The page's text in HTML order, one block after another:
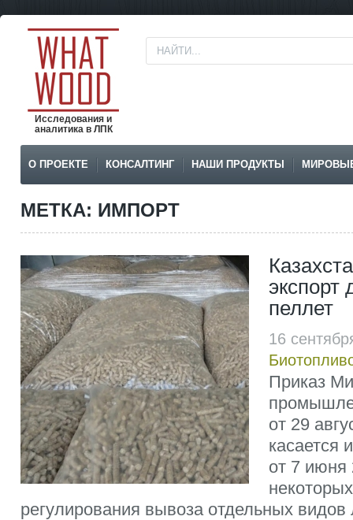
Исследования и
аналитика в ЛПК
О ПРОЕКТЕ КОНСАЛТИНГ НАШИ ПРОДУКТЫ
МЕТКА: ИМПОРТ
экспорт
пеллет
16
Приказ
от 29
касается
от 7 июня
регулирования вывоза отдельных